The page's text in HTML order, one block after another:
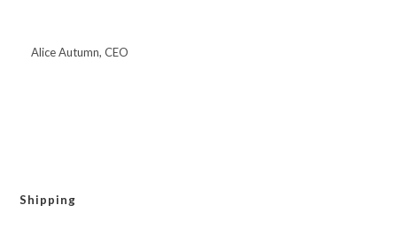
Alice Autumn, CEO
Shipping